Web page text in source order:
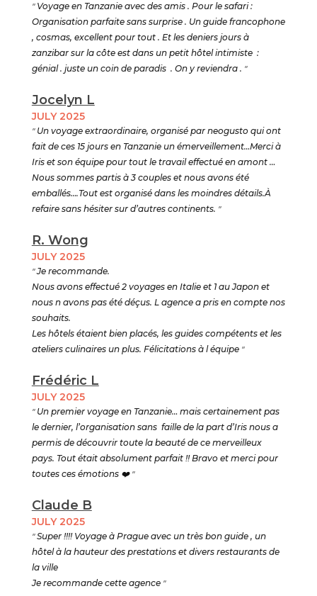
" Voyage en Tanzanie avec des amis . Pour le safari :
Organisation parfaite sans surprise . Un guide francophone
, cosmas, excellent pour tout . Et les deniers jours à
zanzibar sur la côte est dans un petit hôtel intimiste :
génial . juste un coin de paradis . On y reviendra . "
Jocelyn L
JULY 2025
" Un voyage extraordinaire, organisé par neogusto qui ont
fait de ces 15 jours en Tanzanie un émerveillement…Merci à
Iris et son équipe pour tout le travail effectué en amont …
Nous sommes partis à 3 couples et nous avons été
emballés….Tout est organisé dans les moindres détails.À
refaire sans hésiter sur d’autres continents. "
R. Wong
JULY 2025
"Je recommande.
Nous avons effectué 2 voyages en Italie et 1 au Japon et
nous n avons pas été déçus. L agence a pris en compte nos
souhaits.
Les hôtels étaient bien placés, les guides compétents et les
ateliers culinaires un plus. Félicitations à l équipe "
Frédéric L
JULY 2025
" Un premier voyage en Tanzanie… mais certainement pas
le dernier, l’organisation sans faille de la part d’Iris nous a
permis de découvrir toute la beauté de ce merveilleux
pays. Tout était absolument parfait !! Bravo et merci pour
toutes ces émotions❤️ "
Claude B
JULY 2025
"Super !!!! Voyage à Prague avec un très bon guide , un
hôtel à la hauteur des prestations et divers restaurants de
la ville
Je recommande cette agence"